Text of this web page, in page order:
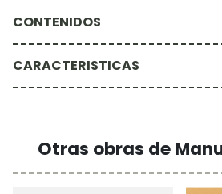
CONTENIDOS
CARACTERISTICAS
Otras obras de